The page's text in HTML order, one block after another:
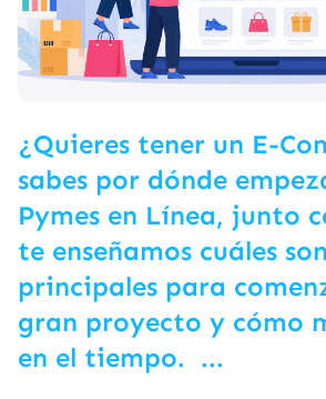
¿Quieres tener un E-
sabes por dónde
Pymes en Línea, junto
te enseñamos cuáles
principales para
gran proyecto y cómo
en el tiempo. ...